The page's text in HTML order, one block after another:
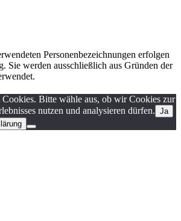
Personenbezeichnungen erfolgen
Sie werden ausschließlich aus Gründen der
Cookies. Bitte wähle aus, ob wir Cookies zur
nutzen und analysieren dürfen. Ja